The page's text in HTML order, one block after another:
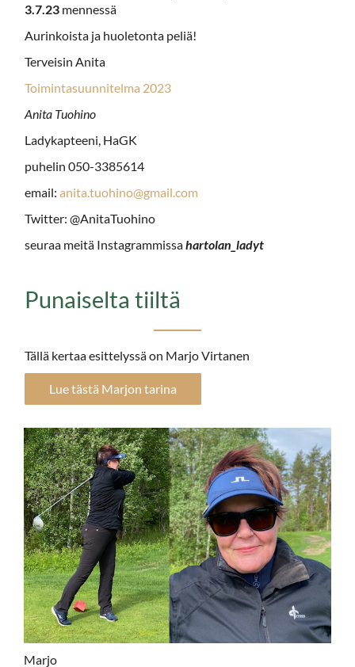
3.7.23 mennessä
Aurinkoista ja huoletonta peliä!
Terveisin Anita
Toimintasuunnitelma 2023
Anita Tuohino
Ladykapteeni, HaGK
puhelin 050-3385614
email: anita.tuohino@gmail.com
Twitter: @AnitaTuohino
seuraa meitä Instagrammissahartolan­­_ladyt
Punaiselta tiiltä
Tällä kertaa esittelyssä on Marjo Virtanen
Lue tästä Marjon tarina
Marjo